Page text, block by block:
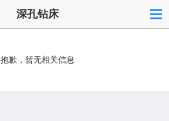
深孔钻床
抱歉，暂无相关信息